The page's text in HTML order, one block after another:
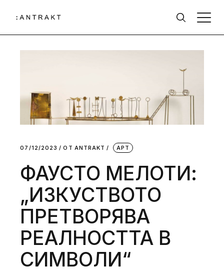
07/12/2023 ОТ АNTRAKT АРТ
ФАУСТО МЕЛОТИ:
„ИЗКУСТВОТО
ПРЕТВОРЯВА
РЕАЛНОСТТА В
СИМВОЛИ“